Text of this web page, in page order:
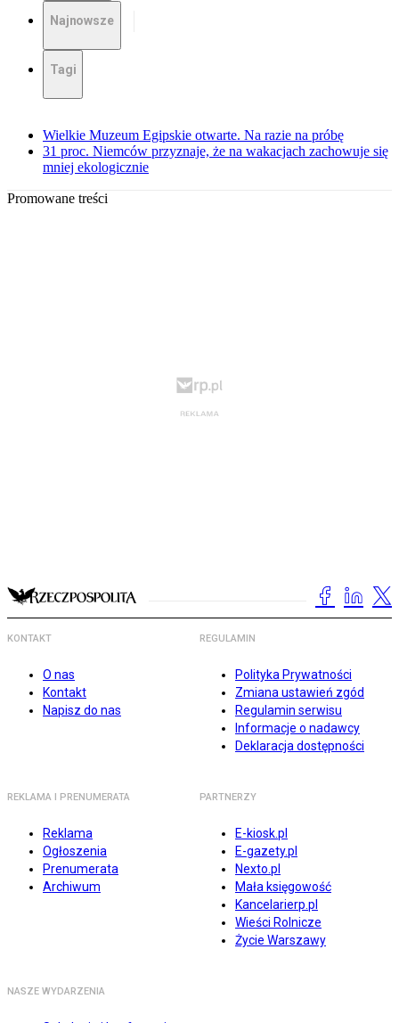
Najnowsze
Tagi
Wielkie Muzeum Egipskie otwarte. Na razie na próbę
31 proc. Niemców przyznaje, że na wakacjach zachowuje się
mniej ekologicznie
Promowane treści
KONTAKT
O nas
Kontakt
Napisz do nas
REGULAMIN
Polityka Prywatności
Zmiana ustawień zgód
Regulamin serwisu
Informacje o nadawcy
Deklaracja dostępności
REKLAMA I PRENUMERATA
Reklama
Ogłoszenia
Prenumerata
Archiwum
PARTNERZY
E-kiosk.pl
E-gazety.pl
Nexto.pl
Mała księgowość
Kancelarierp.pl
Wieści Rolnicze
Życie Warszawy
NASZE WYDARZENIA